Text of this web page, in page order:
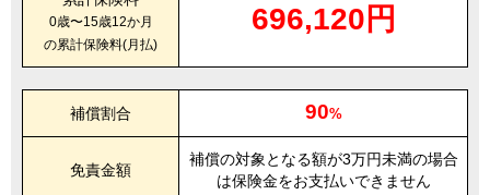
0歳〜15歳12か月
の累計保険料(月払)
696,120円
補償割合 90%
免責金額
補償の対象となる額が3万円未満の場合
は保険金をお支払いできません